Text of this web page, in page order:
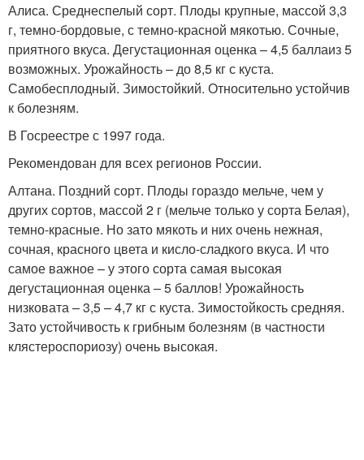
Алиса. Среднеспелый сорт. Плоды крупные, массой 3,3
г, темно-бордовые, с темно-красной мякотью. Сочные,
приятного вкуса. Дегустационная оценка – 4,5 баллаиз 5
возможных. Урожайность – до 8,5 кг с куста.
Самобесплодный. Зимостойкий. Относительно устойчив
к болезням.
В Госреестре с 1997 года.
Рекомендован для всех регионов России.
Алтана. Поздний сорт. Плоды гораздо мельче, чем у
других сортов, массой 2 г (мельче только у сорта Белая),
темно-красные. Но зато мякоть и них очень нежная,
сочная, красного цвета и кисло-сладкого вкуса. И что
самое важное – у этого сорта самая высокая
дегустационная оценка – 5 баллов! Урожайность
низковата – 3,5 – 4,7 кг с куста. Зимостойкость средняя.
Зато устойчивость к грибным болезням (в частности
клястероспориозу) очень высокая.